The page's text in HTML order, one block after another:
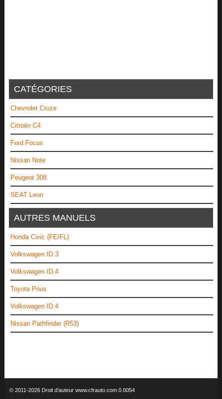
CATÉGORIES
Chevrolet Cruze
Citroën C4
Ford Focus
Nissan Note
Peugeot 308
SEAT Leon
AUTRES MANUELS
Honda Civic (FE/FL)
Volkswagen ID.3
Volkswagen ID.4
Toyota Prius
Volkswagen ID.4
Nissan Pathfinder (R53)
© 2011-2026 Droit d'auteur www.cfrauto.com 0.0054